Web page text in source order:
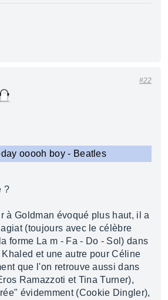
#22
ooooh boy - Beatles
?
à Goldman évoqué plus haut, il a
(toujours avec le célèbre
forme La m - Fa - Do - Sol) dans
et une autre pour Céline
que l'on retrouve aussi dans
Ramazzoti et Tina Turner),
évidemment (Cookie Dingler),